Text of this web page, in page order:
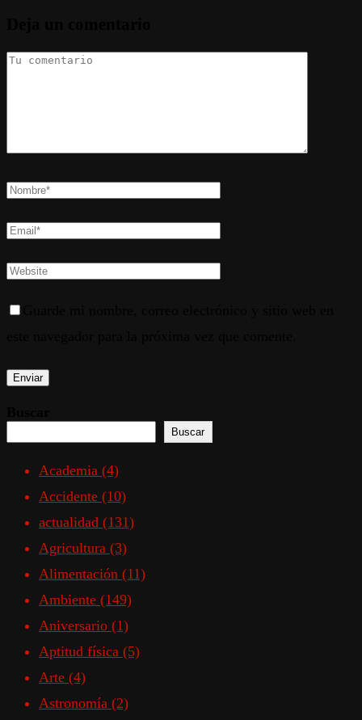
Buscar
Academia (4)
Accidente (10)
actualidad (131)
Agricultura (3)
Alimentación (11)
Ambiente (149)
Aniversario (1)
Aptitud física (5)
Arte (4)
Astronomía (2)